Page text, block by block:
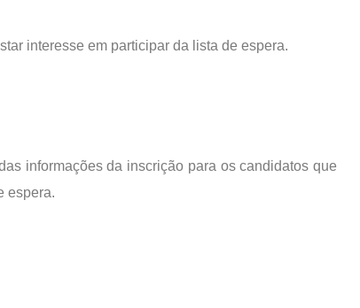
interesse em participar da lista de espera.
informações da inscrição para os candidatos que
espera.